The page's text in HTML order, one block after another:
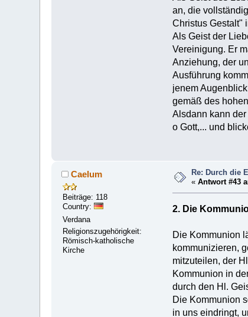
an, die
Christus Gestalt"
Als Geist der
Vereinigung. Er
Anziehung, der
Ausführung
jenem
gemäß des
Alsdann kann
o Gott,... und
Caelum
Beiträge: 118
Country:
Verdana
Religionszugehörigkeit:
Römisch-katholische
Kirche
Re: Durch die
«Antwort #43
2. Die
Die Kommunion
kommunizieren,
mitzuteilen, der
Kommunion in
durch den Hl.
Die Kommunion
in uns eindringt,